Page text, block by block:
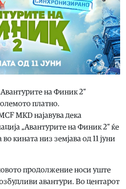
на Финик 2“
платно.
MKD најавува дека
„Авантурите на Финик 2“ ќе
кината низ земјава од 11 јуни
продолжение носи уште
авантури. Во центарот